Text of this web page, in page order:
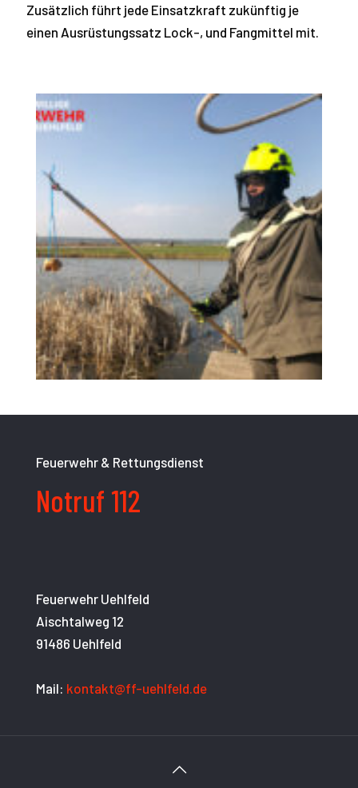
Zusätzlich führt jede Einsatzkraft zukünftig je
einen Ausrüstungssatz Lock-, und Fangmittel mit.
Feuerwehr & Rettungsdienst
Notruf 112
Feuerwehr Uehlfeld
Aischtalweg 12
91486 Uehlfeld
Mail: kontakt@ff-uehlfeld.de